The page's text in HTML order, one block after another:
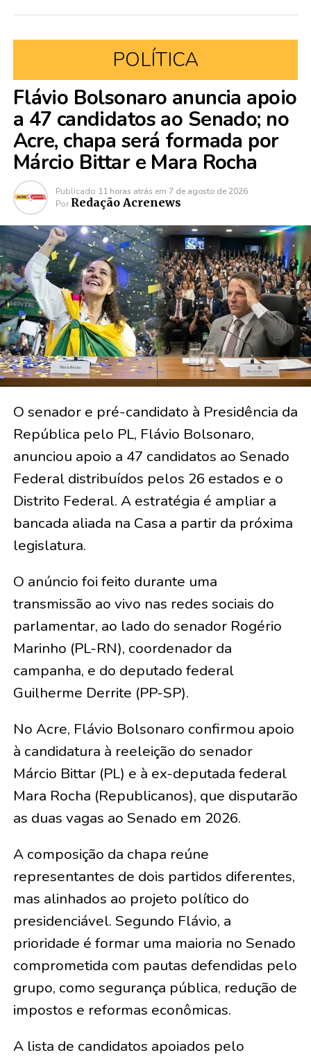
POLÍTICA
Flávio Bolsonaro anuncia apoio
a 47 candidatos ao Senado; no
Acre, chapa será formada por
Márcio Bittar e Mara Rocha
Publicado 11 horas atrás em 7 de agosto de 2026
Por Redação Acrenews
O senador e pré-candidato à Presidência da
República pelo PL, Flávio Bolsonaro,
anunciou apoio a 47 candidatos ao Senado
Federal distribuídos pelos 26 estados e o
Distrito Federal. A estratégia é ampliar a
bancada aliada na Casa a partir da próxima
legislatura.
O anúncio foi feito durante uma
transmissão ao vivo nas redes sociais do
parlamentar, ao lado do senador Rogério
Marinho (PL-RN), coordenador da
campanha, e do deputado federal
Guilherme Derrite (PP-SP).
No Acre, Flávio Bolsonaro confirmou apoio
à candidatura à reeleição do senador
Márcio Bittar (PL) e à ex-deputada federal
Mara Rocha (Republicanos), que disputarão
as duas vagas ao Senado em 2026.
A composição da chapa reúne
representantes de dois partidos diferentes,
mas alinhados ao projeto político do
presidenciável. Segundo Flávio, a
prioridade é formar uma maioria no Senado
comprometida com pautas defendidas pelo
grupo, como segurança pública, redução de
impostos e reformas econômicas.
A lista de candidatos apoiados pelo